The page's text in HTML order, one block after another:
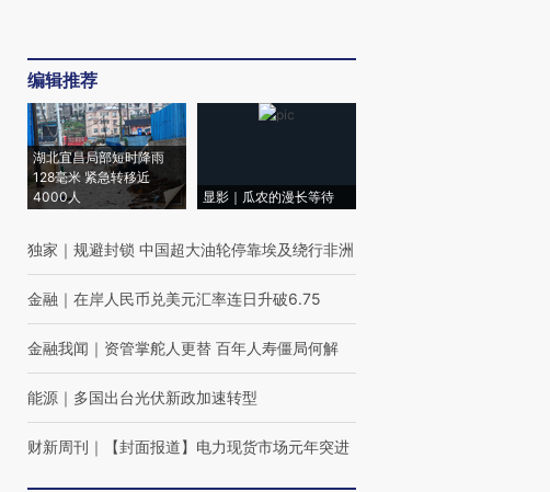
编辑推荐
湖北宜昌局部短时降雨
128毫米 紧急转移近
4000人
显影｜瓜农的漫长等待
独家 ｜ 规避封锁 中国超大油轮停靠埃及绕行非洲
金融 ｜ 在岸人民币兑美元汇率连日升破6.75
金融我闻 ｜ 资管掌舵人更替 百年人寿僵局何解
能源 ｜ 多国出台光伏新政加速转型
财新周刊 ｜ 【封面报道】电力现货市场元年突进